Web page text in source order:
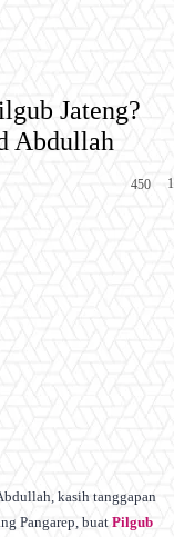
Jateng?
Abdullah
1
450
kasih tanggapan
Pangarep, buat Pilgub